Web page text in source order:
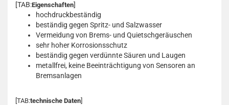
[TAB:Eigenschaften]
hochdruckbeständig
beständig gegen Spritz- und Salzwasser
Vermeidung von Brems- und Quietschgeräuschen
sehr hoher Korrosionsschutz
beständig gegen verdünnte Säuren und Laugen
metallfrei, keine Beeinträchtigung von Sensoren an
Bremsanlagen
[TAB:technische Daten